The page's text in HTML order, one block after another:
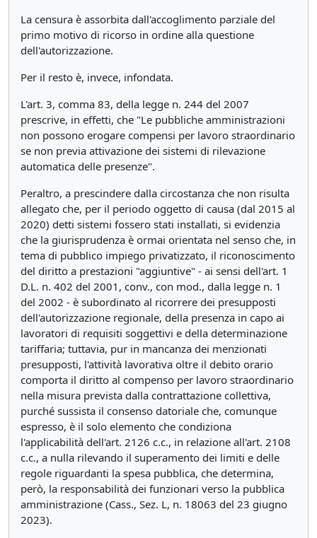
La censura è assorbita dall'accoglimento parziale del
primo motivo di ricorso in ordine alla questione
dell'autorizzazione.
Per il resto è, invece, infondata.
L'art. 3, comma 83, della legge n. 244 del 2007
prescrive, in effetti, che "Le pubbliche amministrazioni
non possono erogare compensi per lavoro straordinario
se non previa attivazione dei sistemi di rilevazione
automatica delle presenze".
Peraltro, a prescindere dalla circostanza che non risulta
allegato che, per il periodo oggetto di causa (dal 2015 al
2020) detti sistemi fossero stati installati, si evidenzia
che la giurisprudenza è ormai orientata nel senso che, in
tema di pubblico impiego privatizzato, il riconoscimento
del diritto a prestazioni "aggiuntive" - ai sensi dell'art. 1
D.L. n. 402 del 2001, conv., con mod., dalla legge n. 1
del 2002 - è subordinato al ricorrere dei presupposti
dell'autorizzazione regionale, della presenza in capo ai
lavoratori di requisiti soggettivi e della determinazione
tariffaria; tuttavia, pur in mancanza dei menzionati
presupposti, l'attività lavorativa oltre il debito orario
comporta il diritto al compenso per lavoro straordinario
nella misura prevista dalla contrattazione collettiva,
purché sussista il consenso datoriale che, comunque
espresso, è il solo elemento che condiziona
l'applicabilità dell'art. 2126 c.c., in relazione all'art. 2108
c.c., a nulla rilevando il superamento dei limiti e delle
regole riguardanti la spesa pubblica, che determina,
però, la responsabilità dei funzionari verso la pubblica
amministrazione (Cass., Sez. L, n. 18063 del 23 giugno
2023).